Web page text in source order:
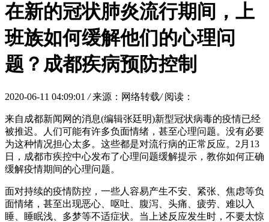
在新的冠状肺炎流行期间，上
班族如何缓解他们的心理问
题？成都疾病预防控制
2020-06-11 04:09:01 / 来源：网络转载/ 阅读：
来自成都新闻网的消息(编辑张廷明)新型冠状病毒的疫情已经
被推迟。人们可能有许多负面情绪，甚至心理问题。没有必要
为这种情况担心太多。这些都是对流行病的正常反应。2月13
日，成都市疾控中心发布了心理问题缓解提示，教你如何正确
缓解疫情期间的心理问题。
面对持续的疫情防控，一些人容易产生不安、紧张、焦虑等负
面情绪，甚至出现恶心、呕吐、腹泻、头痛、疲劳、难以入
睡、睡眠浅、多梦等不适症状。当上述反应发生时，不要太惊